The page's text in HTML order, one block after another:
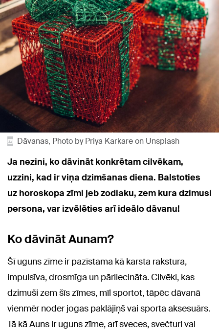
Dāvanas, Photo by Priya Karkare on Unsplash
Ja nezini, ko dāvināt konkrētam cilvēkam,
uzzini, kad ir viņa dzimšanas diena. Balstoties
uz horoskopa zīmi jeb zodiaku, zem kura dzimusi
persona, var izvēlēties arī ideālo dāvanu!
Ko dāvināt Aunam?
Šī uguns zīme ir pazīstama kā karsta rakstura,
impulsīva, drosmīga un pārliecināta. Cilvēki, kas
dzimuši zem šīs zīmes, mīl sportot, tāpēc dāvanā
vienmēr noder jogas paklājiņš vai sporta aksesuārs.
Tā kā Auns ir uguns zīme, arī sveces, svečturi vai